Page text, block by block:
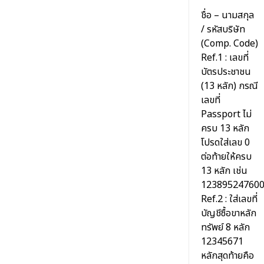
ชื่อ – นามสกุล
/ รหัสบริษัท
(Comp. Code)
Ref.1 : เลขที่
บัตรประชาชน
(13 หลัก) กรณี
เลขที่
Passport ไม่
ครบ 13 หลัก
โปรดใส่เลข 0
ต่อท้ายให้ครบ
13 หลัก เช่น
Ref.2 : ใส่เลขที่
บัญชีซื้อขาหลัก
ทรัพย์ 8 หลัก
12345671
หลักสุดท้ายคือ